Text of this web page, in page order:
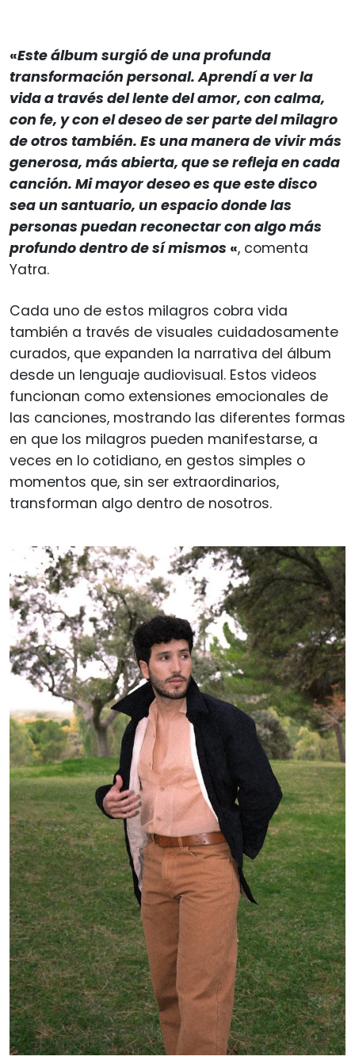
«Este álbum surgió de una profunda
transformación personal. Aprendí a ver la
vida a través del lente del amor, con calma,
con fe, y con el deseo de ser parte del milagro
de otros también. Es una manera de vivir más
generosa, más abierta, que se refleja en cada
canción. Mi mayor deseo es que este disco
sea un santuario, un espacio donde las
personas puedan reconectar con algo más
profundo dentro de sí mismos «, comenta
Yatra.
Cada uno de estos milagros cobra vida
también a través de visuales cuidadosamente
curados, que expanden la narrativa del álbum
desde un lenguaje audiovisual. Estos videos
funcionan como extensiones emocionales de
las canciones, mostrando las diferentes formas
en que los milagros pueden manifestarse, a
veces en lo cotidiano, en gestos simples o
momentos que, sin ser extraordinarios,
transforman algo dentro de nosotros.